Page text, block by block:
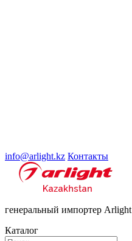
info@arlight.kz Контакты
генеральный импортер Arlight
Каталог